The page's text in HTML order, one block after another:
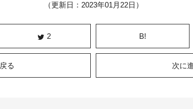
（更新日：2023年01月22日）
2 B!
る 次に